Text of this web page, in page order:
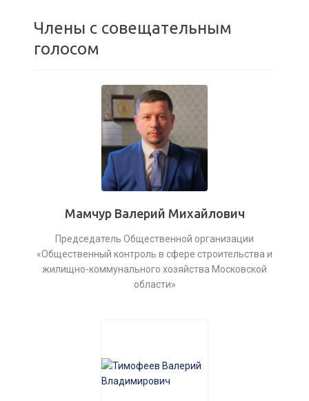
Члены с совещательным
голосом
Мамчур Валерий Михайлович
Председатель Общественной организации
«Общественный контроль в сфере строительства и
жилищно-коммунального хозяйства Московской
области»